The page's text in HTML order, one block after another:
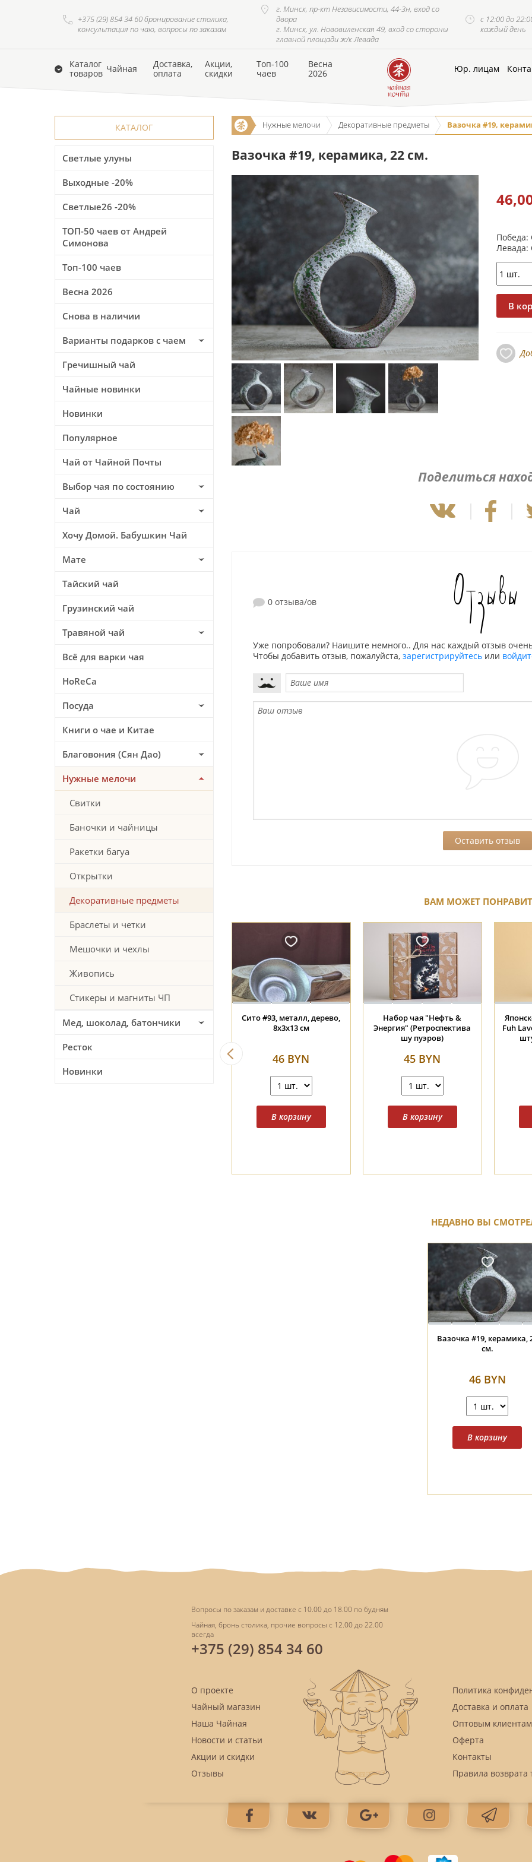
+375 (29) 854 34 60 бронирование столика,
консультация по чаю, вопросы по заказам
г. Минск, пр-кт Независимости, 44-3н, вход со
двора
г. Минск, ул. Нововиленская 49, вход со стороны
главной площади ж/к Левада
с 12:00 до
каждый день
Каталог
товаров Чайная
Доставка,
оплата
Акции,
скидки
Топ-100
чаев
Весна
2026
Юр. лицам
КАТАЛОГ
Светлые улуны
Выходные -20%
Светлые26 -20%
ТОП-50 чаев от Андрей
Симонова
Топ-100 чаев
Весна 2026
Снова в наличии
Варианты подарков с чаем
Гречишный чай
Чайные новинки
Новинки
Популярное
Чай от Чайной Почты
Выбор чая по состоянию
Чай
Хочу Домой. Бабушкин Чай
Мате
Тайский чай
Грузинский чай
Травяной чай
Всё для варки чая
HoReCa
Посуда
Книги о чае и Китае
Благовония (Сян Дао)
Нужные мелочи
Свитки
Баночки и чайницы
Ракетки багуа
Открытки
Декоративные предметы
Браслеты и четки
Мешочки и чехлы
Живопись
Стикеры и магниты ЧП
Мед, шоколад, батончики
Ресток
Новинки
Нужные мелочи Декоративные предметы Вазочка #19,
Вазочка #19, керамика, 22 см.
Победа:
Левада:
Поделиться
0 отзыва/ов Отзывы
Уже попробовали? Наишите немного.. Для нас каждый отзыв
Чтобы добавить отзыв, пожалуйста, зарегистрируйтесьили
ВАМ МОЖЕТ
благовоние Ka-
(Лаванда), 50
Японское благовоние Ka-
Fuh White Plum (Белая
Пиала #2016, 65 мл.,
фарфор.
45 BYN
Подарочная коробка #255,
29х10см. (2 баночки)
45 BYN
НЕДАВНО ВЫ
Вазочка #19, керамика,
см.
46 BYN
Вопросы по заказам и доставке с 10.00 до 18.00 по будням
Чайная, бронь столика, прочие вопросы с 12.00 до 22.00
всегда
+375 (29) 854 34 60
О проекте
Чайный магазин
Наша Чайная
Новости и статьи
Акции и скидки
Отзывы
Политика
Доставка и оплата
Оптовым клиентам
Оферта
Контакты
Правила возврата